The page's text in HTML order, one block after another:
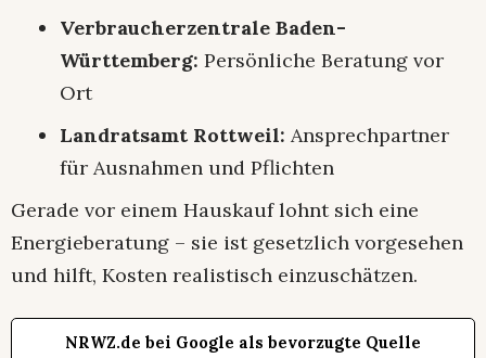
Verbraucherzentrale Baden-
Württemberg: Persönliche Beratung vor
Ort
Landratsamt Rottweil: Ansprechpartner
für Ausnahmen und Pflichten
Gerade vor einem Hauskauf lohnt sich eine
Energieberatung – sie ist gesetzlich vorgesehen
und hilft, Kosten realistisch einzuschätzen.
NRWZ.de bei Google als bevorzugte Quelle